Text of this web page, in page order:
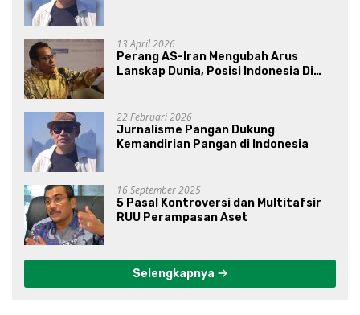
13 April 2026
Perang AS-Iran Mengubah Arus
Lanskap Dunia, Posisi Indonesia Di
22 Februari 2026
Jurnalisme Pangan Dukung
Kemandirian Pangan di Indonesia
16 September 2025
5 Pasal Kontroversi dan Multitafsir
RUU Perampasan Aset
Selengkapnya